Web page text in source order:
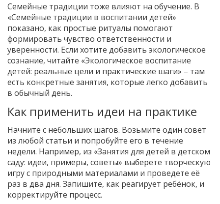
Семейные традиции тоже влияют на обучение. В
«Семейные традиции в воспитании детей»
показано, как простые ритуалы помогают
формировать чувство ответственности и
уверенности. Если хотите добавить экологическое
сознание, читайте «Экологическое воспитание
детей: реальные цели и практические шаги» – там
есть конкретные занятия, которые легко добавить
в обычный день.
Как применить идеи на практике
Начните с небольших шагов. Возьмите один совет
из любой статьи и попробуйте его в течение
недели. Например, из «Занятия для детей в детском
саду: идеи, примеры, советы» выберете творческую
игру с природными материалами и проведете её
раз в два дня. Запишите, как реагирует ребёнок, и
корректируйте процесс.